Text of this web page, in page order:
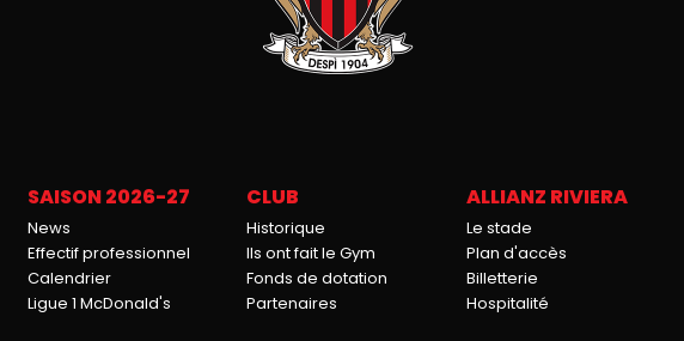
SAISON 2026-27
News
Effectif professionnel
Calendrier
Ligue 1 McDonald's
CLUB
Historique
Ils ont fait le Gym
Fonds de dotation
Partenaires
ALLIANZ RIVIERA
Le stade
Plan d'accès
Billetterie
Hospitalité